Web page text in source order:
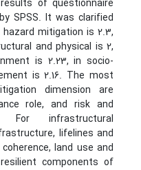
of questionnaire
SPSS. It was clarified
mitigation is 2.3,
and physical is 2,
is 2.23, in socio-
is 2.16. The most
dimension are
role, and risk and
For infrastructural
lifelines and
land use and
components of